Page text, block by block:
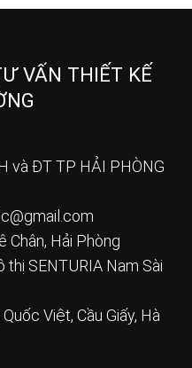
VẤN THIẾT KẾ
và ĐT TP HẢI PHÒNG
Chân, Hải Phòng
thị SENTURIA Nam Sài
Việt, Cầu Giấy, Hà